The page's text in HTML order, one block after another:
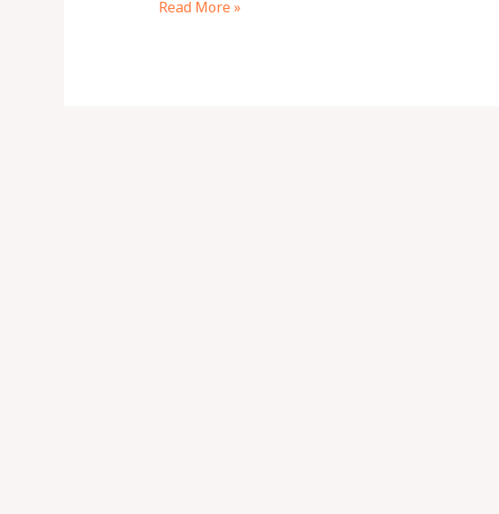
Read More »